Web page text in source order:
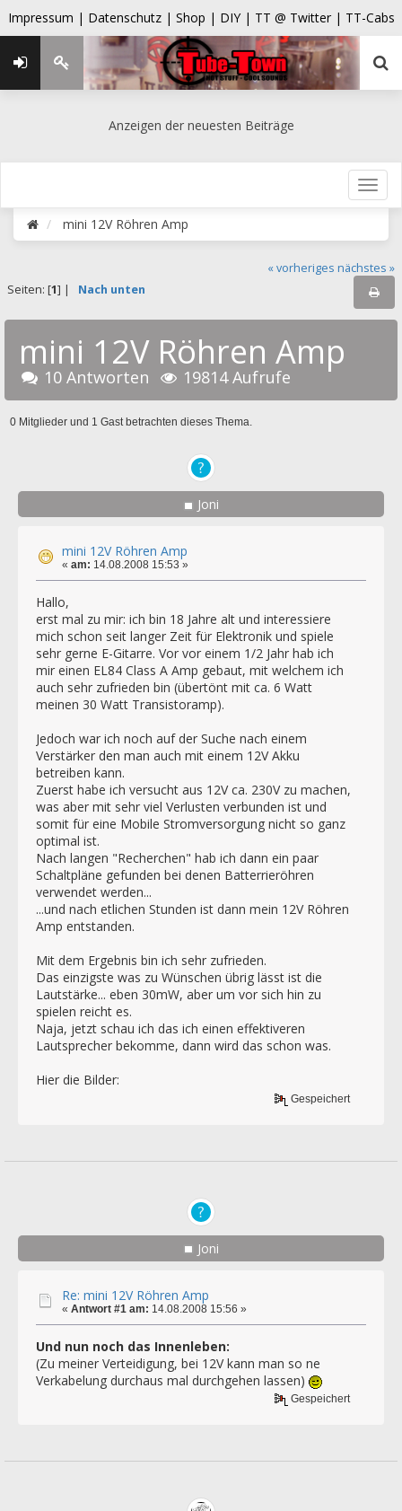
Impressum | Datenschutz | Shop | DIY | TT @ Twitter | TT-Cabs
Anzeigen der neuesten Beiträge
mini 12V Röhren Amp
« vorheriges nächstes »
Seiten: [1] | Nach unten
mini 12V Röhren Amp
10 Antworten 19814 Aufrufe
0 Mitglieder und 1 Gast betrachten dieses Thema.
Joni
mini 12V Röhren Amp
« am: 14.08.2008 15:53 »
Hallo,
erst mal zu mir: ich bin 18 Jahre alt und interessiere
mich schon seit langer Zeit für Elektronik und spiele
sehr gerne E-Gitarre. Vor vor einem 1/2 Jahr hab ich
mir einen EL84 Class A Amp gebaut, mit welchem ich
auch sehr zufrieden bin (übertönt mit ca. 6 Watt
meinen 30 Watt Transistoramp).
Jedoch war ich noch auf der Suche nach einem
Verstärker den man auch mit einem 12V Akku
betreiben kann.
Zuerst habe ich versucht aus 12V ca. 230V zu machen,
was aber mit sehr viel Verlusten verbunden ist und
somit für eine Mobile Stromversorgung nicht so ganz
optimal ist.
Nach langen "Recherchen" hab ich dann ein paar
Schaltpläne gefunden bei denen Batterrieröhren
verwendet werden...
...und nach etlichen Stunden ist dann mein 12V Röhren
Amp entstanden.
Mit dem Ergebnis bin ich sehr zufrieden.
Das einzigste was zu Wünschen übrig lässt ist die
Lautstärke... eben 30mW, aber um vor sich hin zu
spielen reicht es.
Naja, jetzt schau ich das ich einen effektiveren
Lautsprecher bekomme, dann wird das schon was.
Hier die Bilder:
Gespeichert
Joni
Re: mini 12V Röhren Amp
« Antwort #1 am: 14.08.2008 15:56 »
Und nun noch das Innenleben:
(Zu meiner Verteidigung, bei 12V kann man so ne
Verkabelung durchaus mal durchgehen lassen)
Gespeichert